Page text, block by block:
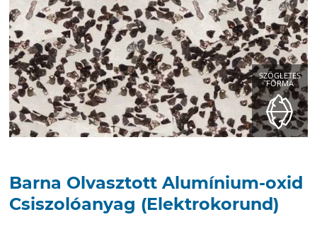
SZÖGLETES
FORMA
Barna Olvasztott Alumínium-oxid
Csiszolóanyag (Elektrokorund)